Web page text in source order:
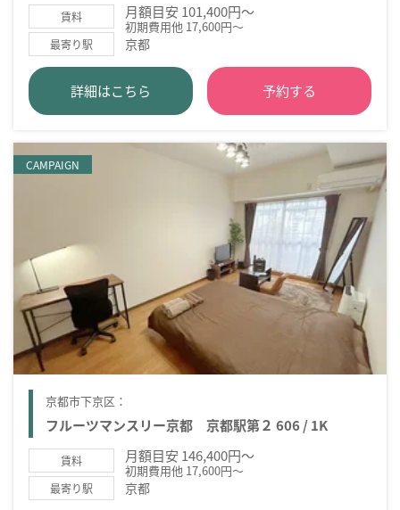
賃料 月額目安 101,400円～
初期費用他 17,600円～
最寄り駅 京都
詳細はこちら 予約する
CAMPAIGN
京都市下京区：
フルーツマンスリー京都 京都駅第２ 606 / 1K
賃料 月額目安 146,400円～
初期費用他 17,600円～
最寄り駅 京都